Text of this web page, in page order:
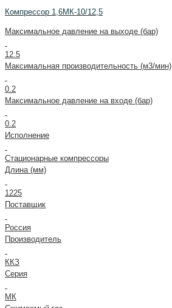
Компрессор 1,6МК-10/12,5
Максимальное давление на выходе (бар)
12.5
Максимальная производительность (м3/мин)
0.2
Максимальное давление на входе (бар)
0.2
Исполнение
Стационарные компрессоры
Длина (мм)
1225
Поставщик
Россия
Производитель
ККЗ
Серия
МК